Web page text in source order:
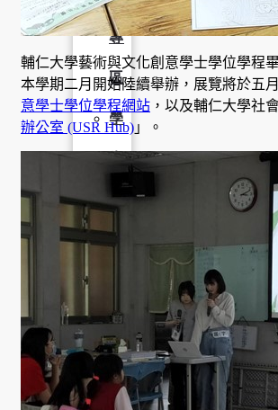
專
區
學
成
果
現
學
生
輔仁大學藝術與文化創意學士學位學程
本學期二月開始陸續舉辦，展覽將於五
意學士學位學程網站 ，以及輔仁大學社
辦公室 (USR Hub) 」。